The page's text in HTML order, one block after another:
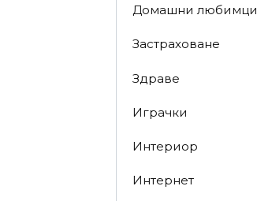
Домашни любимци
Застраховане
Здраве
Играчки
Интериор
Интернет